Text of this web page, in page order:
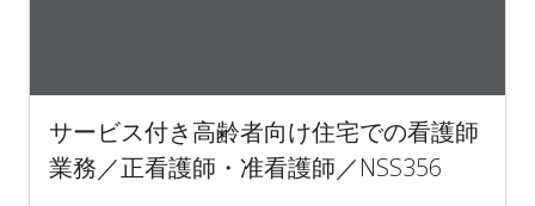
サービス付き高齢者向け住宅での看護師
業務／正看護師・准看護師／NSS356